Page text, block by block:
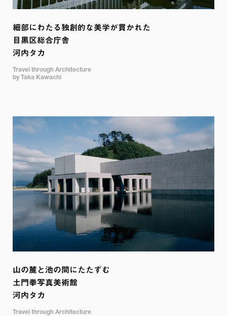
細部にわたる独創的な美学が貫かれた
目黒区総合庁舎
河内タカ
Travel through Architecture
by Taka Kawachi
山の麓と池の間にたたずむ
土門拳写真美術館
河内タカ
Travel through Architecture